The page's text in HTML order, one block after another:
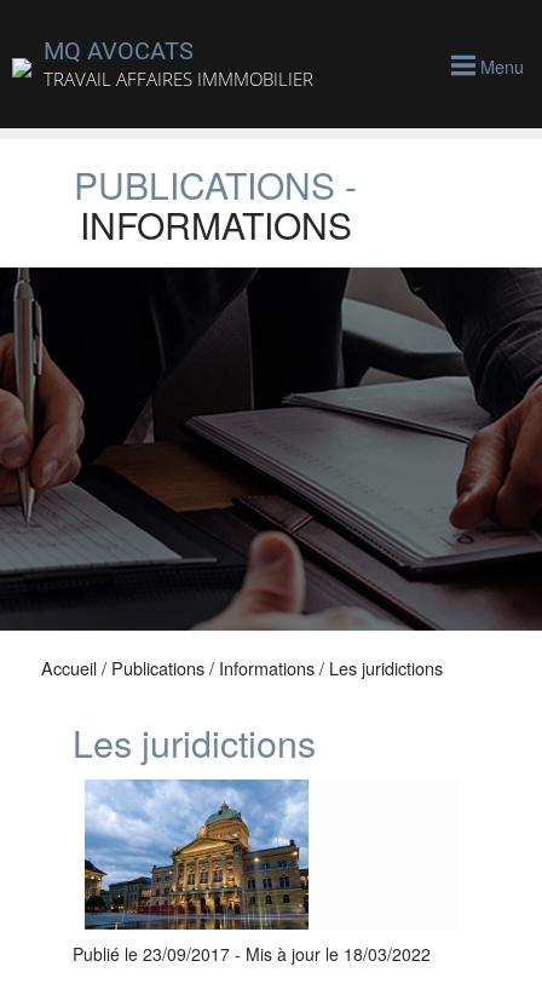
Menu
MQ AVOCATS
TRAVAIL AFFAIRES IMMMOBILIER
PUBLICATIONS -
INFORMATIONS
Accueil / Publications/ Informations/ Les juridictions
Les juridictions
Publié le 23/09/2017 - Mis à jour le 18/03/2022